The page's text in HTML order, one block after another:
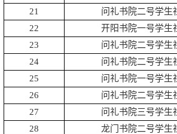
21
问礼书院二号学生
22
开阳书院一号学生
23
问礼书院二号学生
24
问礼书院二号学生
25
问礼书院一号学生
26
问礼书院二号学生
27
问礼书院三号学生
28
龙门书院二号学生